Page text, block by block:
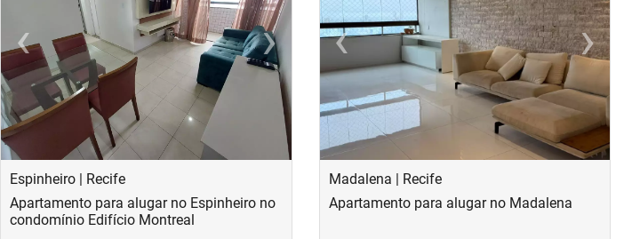
‹Previous ›Next
Espinheiro | Recife
Apartamento para alugar no Espinheiro no
condomínio Edifício Montreal
‹Previous ›Next
Madalena | Recife
Apartamento para alugar no Madalena